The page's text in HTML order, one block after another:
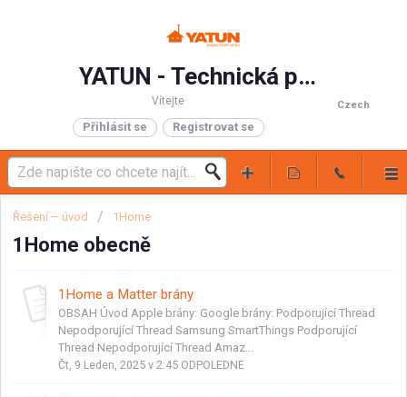
YATUN - Technická podpora
Czech
Vítejte
Přihlásit se Registrovat se
Řešení – úvod 1Home
1Home obecně
1Home a Matter brány
OBSAH Úvod Apple brány: Google brány: Podporující Thread
Nepodporující Thread Samsung SmartThings Podporující
Thread Nepodporující Thread Amaz...
Čt, 9 Leden, 2025 v 2:45 ODPOLEDNE